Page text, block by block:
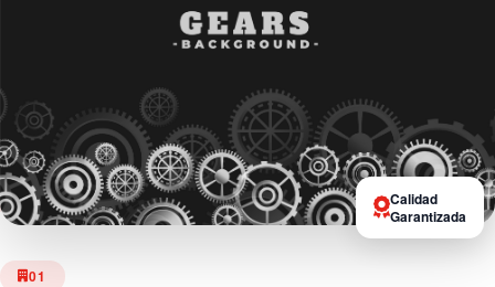
Calidad
Garantizada
01